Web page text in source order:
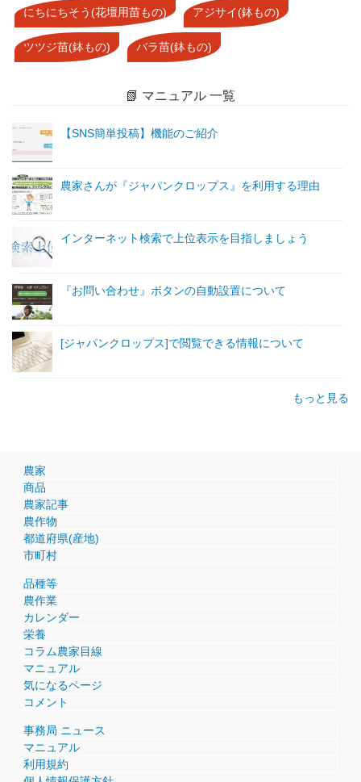
にちにちそう(花壇用苗もの) アジサイ(鉢もの)
ツツジ苗(鉢もの) バラ苗(鉢もの)
📗 マニュアル 一覧
【SNS簡単投稿】機能のご紹介
農家さんが『ジャパンクロップス』を利用する理由
インターネット検索で上位表示を目指しましょう
『お問い合わせ』ボタンの自動設置について
[ジャパンクロップス]で閲覧できる情報について
もっと見る
農家
商品
農家記事
農作物
都道府県(産地)
市町村
品種等
農作業
カレンダー
栄養
コラム農家目線
マニュアル
気になるページ
コメント
事務局 ニュース
マニュアル
利用規約